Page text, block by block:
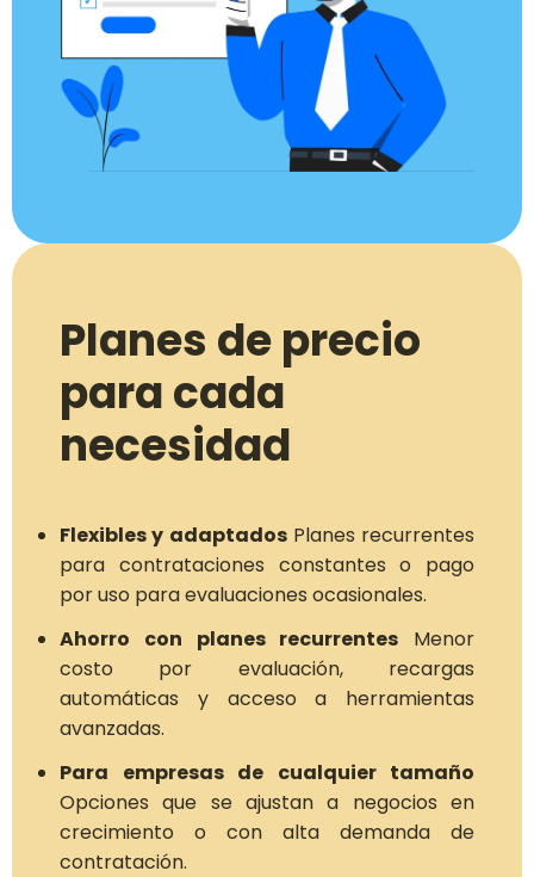
Planes de precio
para cada
necesidad
Flexibles y adaptadosPlanes recurrentes
para contrataciones constantes o pago
por uso para evaluaciones ocasionales.
Ahorro con planes recurrentes Menor
costo por evaluación, recargas
automáticas y acceso a herramientas
avanzadas.
Para empresas de cualquier tamaño
Opciones que se ajustan a negocios en
crecimiento o con alta demanda de
contratación.